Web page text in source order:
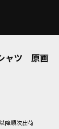
ャツ 原画
降順次出荷